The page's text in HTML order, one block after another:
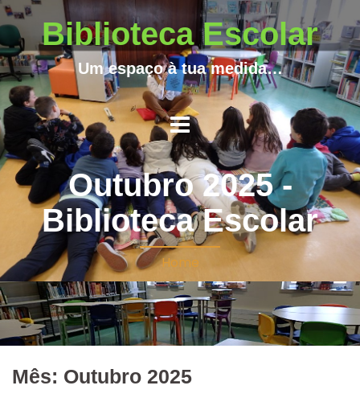
Biblioteca Escolar
Um espaço à tua medida…
Outubro 2025 -
Biblioteca Escolar
Home
Mês: Outubro 2025